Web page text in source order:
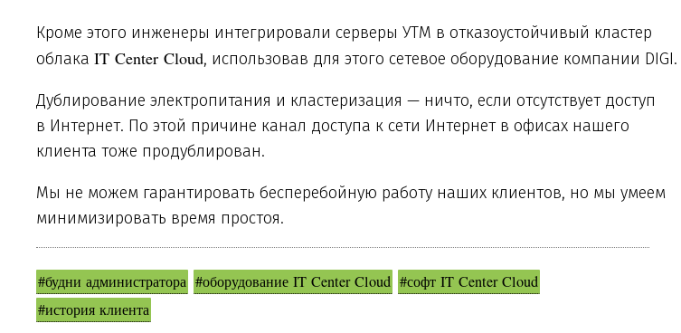
Кроме этого инженеры интегрировали серверы УТМ в отказоустойчивый кластер
облакаIT Center Cloud, использовав для этого сетевое оборудование компании DIGI.
Дублирование электропитания и кластеризация — ничто, если отсутствует доступ
в Интернет. По этой причине канал доступа к сети Интернет в офисах нашего
клиента тоже продублирован.
Мы не можем гарантировать бесперебойную работу наших клиентов, но мы умеем
минимизировать время простоя.
#будни администратора #оборудование IT Center Cloud #софт IT Center Cloud
#история клиента